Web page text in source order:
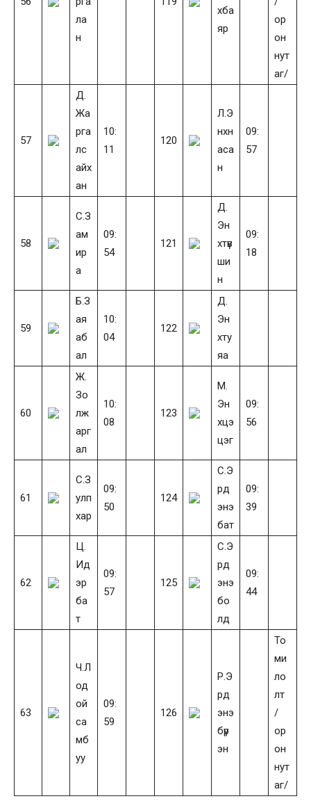
ла
н
хба
яр
ор
он
нут
аг/
57
Д.
Жа
рга
лс
айх
ан
10:
11
120
Л.Э
нхн
аса
н
09:
57
58
С.З
ам
ир
а
09:
54
121
Д.
Эн
хтүв
ши
н
09:
18
59
Б.З
ая
аб
ал
10:
04
122
Д.
Эн
хту
яа
60
Ж.
Зо
лж
арг
ал
10:
08
123
М.
Эн
хцэ
цэг
09:
56
61
С.З
улп
хар
09:
50
124
С.Э
рд
энэ
бат
09:
39
62
Ц.
Ид
эр
ба
т
09:
57
125
С.Э
рд
энэ
бо
лд
09:
44
63
Ч.Л
од
ой
са
мб
уу
09:
59
126
Р.Э
рд
энэ
бүр
эн
То
ми
ло
лт
/
ор
он
нут
аг/